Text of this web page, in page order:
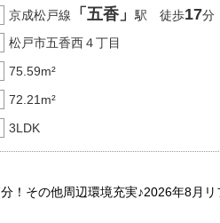
京成松戸線 「五香」駅 徒歩17分
松戸市五香西４丁目
75.59m²
72.21m²
3LDK
！その他周辺環境充実♪2026年8月